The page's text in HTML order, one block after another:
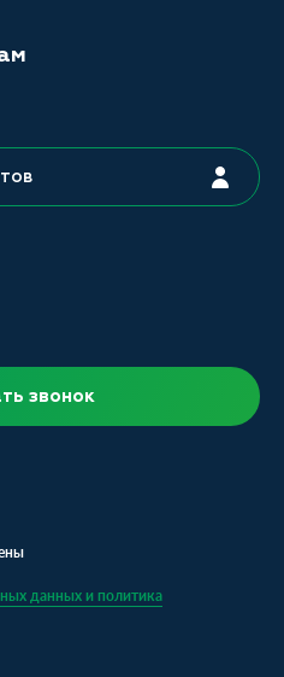
звонок
данных и политика